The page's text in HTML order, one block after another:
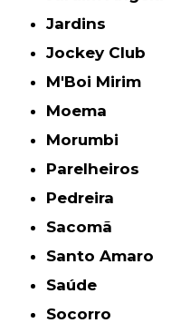
Jardins
Jockey Club
M'Boi Mirim
Moema
Morumbi
Parelheiros
Pedreira
Sacomã
Santo Amaro
Saúde
Socorro